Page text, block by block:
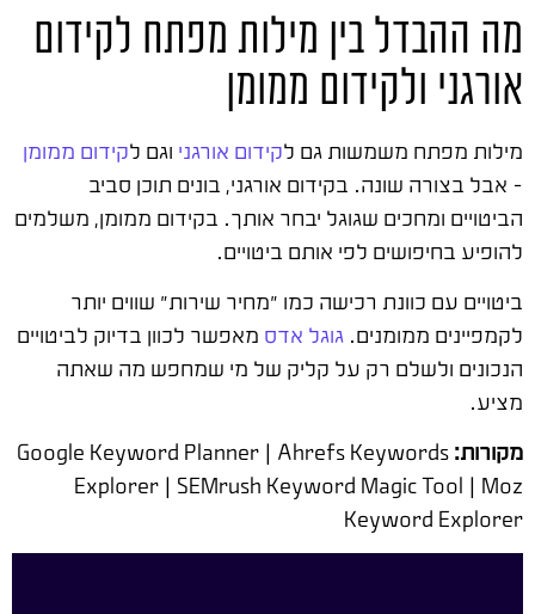
מה ההבדל בין מילות מפתח לקידום
אורגני ולקידום ממומן
מילות מפתח משמשות גם לקידום אורגני וגם לקידום ממומן
– אבל בצורה שונה. בקידום אורגני, בונים תוכן סביב
הביטויים ומחכים שגוגל יבחר אותך. בקידום ממומן, משלמים
להופיע בחיפושים לפי אותם ביטויים.
ביטויים עם כוונת רכישה כמו "מחיר שירות" שווים יותר
לקמפיינים ממומנים. גוגל אדס מאפשר לכוון בדיוק לביטויים
הנכונים ולשלם רק על קליק של מי שמחפש מה שאתה
מציע.
מקורות:Google Keyword Planner | Ahrefs Keywords
Explorer | SEMrush Keyword Magic Tool | Moz
Keyword Explorer